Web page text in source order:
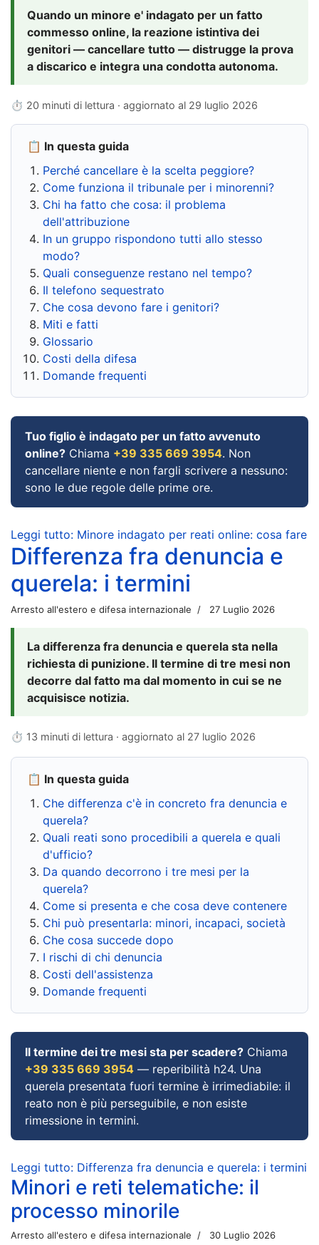
Quando un minore e' indagato per un fatto
commesso online, la reazione istintiva dei
genitori — cancellare tutto — distrugge la prova
a discarico e integra una condotta autonoma.
⏱ 20 minuti di lettura · aggiornato al 29 luglio 2026
📋 In questa guida
Perché cancellare è la scelta peggiore?
Come funziona il tribunale per i minorenni?
Chi ha fatto che cosa: il problema
dell'attribuzione
In un gruppo rispondono tutti allo stesso
modo?
Quali conseguenze restano nel tempo?
Il telefono sequestrato
Che cosa devono fare i genitori?
Miti e fatti
Glossario
Costi della difesa
Domande frequenti
Tuo figlio è indagato per un fatto avvenuto
online? Chiama +39 335 669 3954. Non
cancellare niente e non fargli scrivere a nessuno:
sono le due regole delle prime ore.
Leggi tutto: Minore indagato per reati online: cosa fare
Differenza fra denuncia e
querela: i termini
Arresto all'estero e difesa internazionale 27 Luglio 2026
La differenza fra denuncia e querela sta nella
richiesta di punizione. Il termine di tre mesi non
decorre dal fatto ma dal momento in cui se ne
acquisisce notizia.
⏱ 13 minuti di lettura · aggiornato al 27 luglio 2026
📋 In questa guida
Che differenza c'è in concreto fra denuncia e
querela?
Quali reati sono procedibili a querela e quali
d'ufficio?
Da quando decorrono i tre mesi per la
querela?
Come si presenta e che cosa deve contenere
Chi può presentarla: minori, incapaci, società
Che cosa succede dopo
I rischi di chi denuncia
Costi dell'assistenza
Domande frequenti
Il termine dei tre mesi sta per scadere? Chiama
+39 335 669 3954 — reperibilità h24. Una
querela presentata fuori termine è irrimediabile: il
reato non è più perseguibile, e non esiste
rimessione in termini.
Leggi tutto: Differenza fra denuncia e querela: i termini
Minori e reti telematiche: il
processo minorile
Arresto all'estero e difesa internazionale 30 Luglio 2026